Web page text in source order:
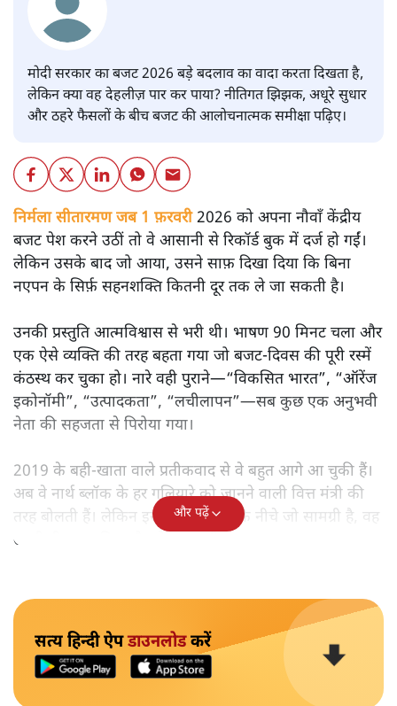
मोदी सरकार का बजट 2026 बड़े बदलाव का वादा करता दिखता है,
लेकिन क्या वह देहलीज़ पार कर पाया? नीतिगत झिझक, अधूरे सुधार
और ठहरे फैसलों के बीच बजट की आलोचनात्मक समीक्षा पढ़िए।
निर्मला सीतारमण जब 1 फ़रवरी2026 को अपना नौवाँ केंद्रीय
बजट पेश करने उठीं तो वे आसानी से रिकॉर्ड बुक में दर्ज हो गईं।
लेकिन उसके बाद जो आया, उसने साफ़ दिखा दिया कि बिना
नएपन के सिर्फ़ सहनशक्ति कितनी दूर तक ले जा सकती है।
उनकी प्रस्तुति आत्मविश्वास से भरी थी। भाषण 90 मिनट चला और
एक ऐसे व्यक्ति की तरह बहता गया जो बजट‑दिवस की पूरी रस्में
कंठस्थ कर चुका हो। नारे वही पुराने—“विकसित भारत”, “ऑरेंज
इकोनॉमी”, “उत्पादकता”, “लचीलापन”—सब कुछ एक अनुभवी
नेता की सहजता से पिरोया गया।
2019 के बही‑खाता वाले प्रतीकवाद से वे बहुत आगे आ चुकी हैं।
अब वे नार्थ ब्लॉक के हर गलियारे को जानने वाली वित्त मंत्री की
तरह बोलती हैं। लेकिन इस आत्मविश्वास के नीचे जो सामग्री है, वह
उतनी ही अनुमानित और दोहराव भरी।
और पढ़ें
सत्य हिन्दी ऐपडाउनलोडकरें